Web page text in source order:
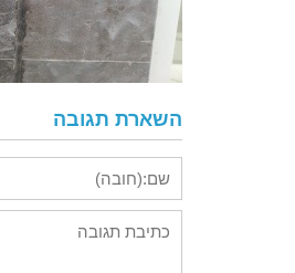
השארת תגובה